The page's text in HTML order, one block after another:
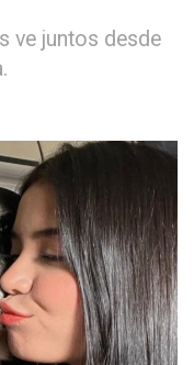
ve juntos desde